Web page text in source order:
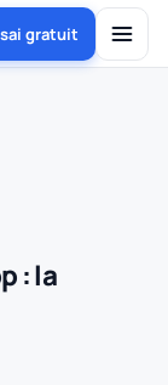
gratuit
: la